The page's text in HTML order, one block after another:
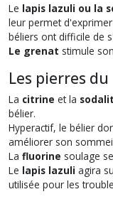
Le lapis lazuli ou la
leur permet
béliers ont difficile de
Le grenat stimule
Les pierres
La citrine et la
bélier.
Hyperactif, le bélier
améliorer son
La fluorine soulage
Le lapis lazuli agira
utilisée pour les